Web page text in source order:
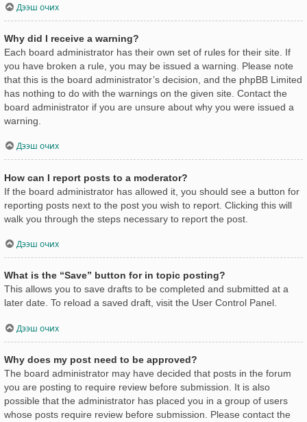
Дээш очих
Why did I receive a warning?
Each board administrator has their own set of rules for their site. If
you have broken a rule, you may be issued a warning. Please note
that this is the board administrator’s decision, and the phpBB Limited
has nothing to do with the warnings on the given site. Contact the
board administrator if you are unsure about why you were issued a
warning.
Дээш очих
How can I report posts to a moderator?
If the board administrator has allowed it, you should see a button for
reporting posts next to the post you wish to report. Clicking this will
walk you through the steps necessary to report the post.
Дээш очих
What is the “Save” button for in topic posting?
This allows you to save drafts to be completed and submitted at a
later date. To reload a saved draft, visit the User Control Panel.
Дээш очих
Why does my post need to be approved?
The board administrator may have decided that posts in the forum
you are posting to require review before submission. It is also
possible that the administrator has placed you in a group of users
whose posts require review before submission. Please contact the